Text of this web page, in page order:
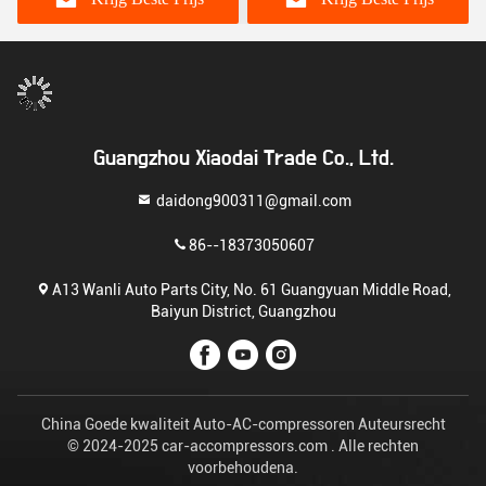
Guangzhou Xiaodai Trade Co., Ltd.
daidong900311@gmail.com
86--18373050607
A13 Wanli Auto Parts City, No. 61 Guangyuan Middle Road,
Baiyun District, Guangzhou
China Goede kwaliteit Auto-AC-compressoren Auteursrecht
© 2024-2025 car-accompressors.com . Alle rechten
voorbehoudena.